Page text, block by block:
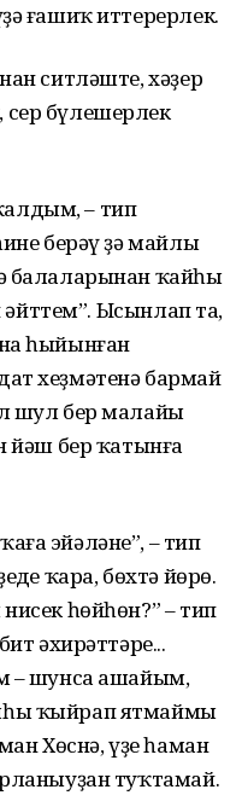
ғашиҡ иттерерлек.
ситләште, хәҙер
бүлешерлек
– тип
берәү ҙә майлы
балаларынан ҡайһы
әйттем”. Ысынлап та,
һыйынған
хеҙмәтенә бармай
шул бер малайы
йәш бер ҡатынға
эйәләне”, – тип
ҡара, бөхтә йөрө.
һөйһөн?” – тип
әхирәттәре...
– шунса ашайым,
ҡыйрап ятмаймы
Хөснә, үҙе һаман
туҡтамай.